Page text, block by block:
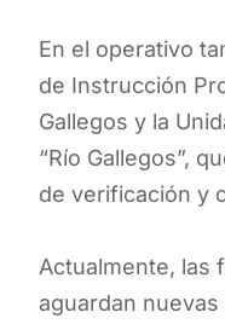
En el operativo
de Instrucción
Gallegos y la
“Río Gallegos”,
de verificación y
Actualmente, las
aguardan